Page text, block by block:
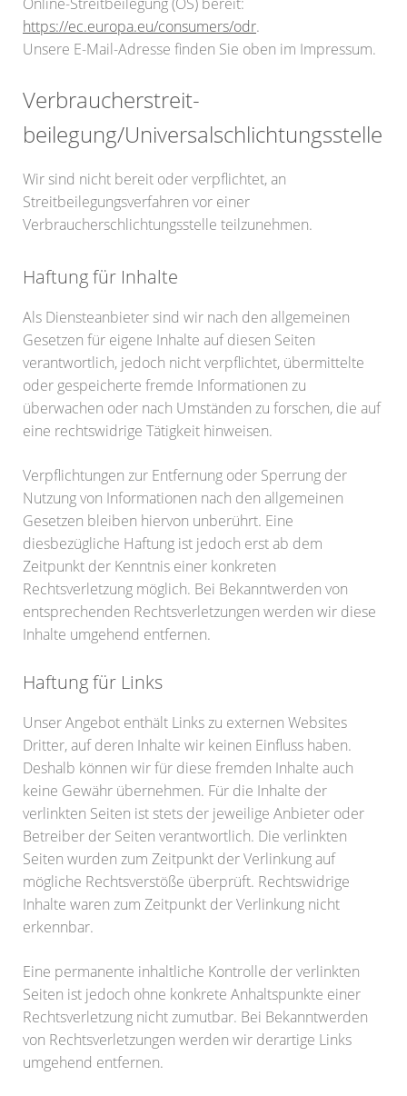
https://ec.europa.eu/consumers/odr.
Unsere E-Mail-Adresse finden Sie oben im Impressum.
Verbraucher­streit­
beilegung/Universal­schlichtungs­stelle
Wir sind nicht bereit oder verpflichtet, an
Streitbeilegungsverfahren vor einer
Verbraucherschlichtungsstelle teilzunehmen.
Haftung für Inhalte
Als Diensteanbieter sind wir nach den allgemeinen
Gesetzen für eigene Inhalte auf diesen Seiten
verantwortlich, jedoch nicht verpflichtet, übermittelte
oder gespeicherte fremde Informationen zu
überwachen oder nach Umständen zu forschen, die auf
eine rechtswidrige Tätigkeit hinweisen.
Verpflichtungen zur Entfernung oder Sperrung der
Nutzung von Informationen nach den allgemeinen
Gesetzen bleiben hiervon unberührt. Eine
diesbezügliche Haftung ist jedoch erst ab dem
Zeitpunkt der Kenntnis einer konkreten
Rechtsverletzung möglich. Bei Bekanntwerden von
entsprechenden Rechtsverletzungen werden wir diese
Inhalte umgehend entfernen.
Haftung für Links
Unser Angebot enthält Links zu externen Websites
Dritter, auf deren Inhalte wir keinen Einfluss haben.
Deshalb können wir für diese fremden Inhalte auch
keine Gewähr übernehmen. Für die Inhalte der
verlinkten Seiten ist stets der jeweilige Anbieter oder
Betreiber der Seiten verantwortlich. Die verlinkten
Seiten wurden zum Zeitpunkt der Verlinkung auf
mögliche Rechtsverstöße überprüft. Rechtswidrige
Inhalte waren zum Zeitpunkt der Verlinkung nicht
erkennbar.
Eine permanente inhaltliche Kontrolle der verlinkten
Seiten ist jedoch ohne konkrete Anhaltspunkte einer
Rechtsverletzung nicht zumutbar. Bei Bekanntwerden
von Rechtsverletzungen werden wir derartige Links
umgehend entfernen.